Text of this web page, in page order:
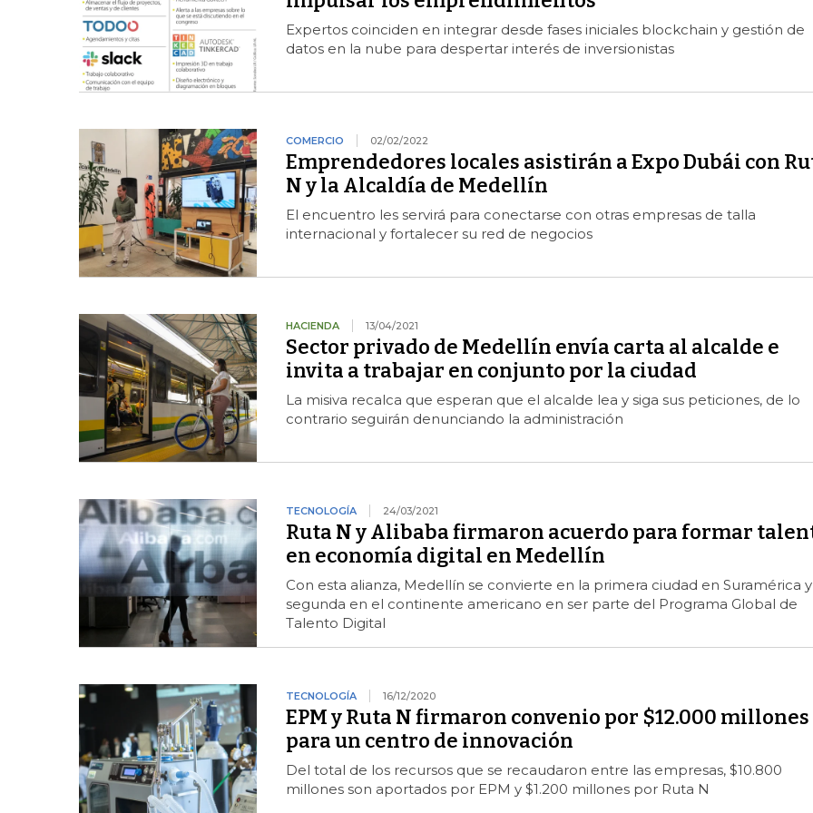
Expertos coinciden en integrar desde fases iniciales blockchain y gestión de
datos en la nube para despertar interés de inversionistas
COMERCIO 02/02/2022
Emprendedores locales asistirán a Expo Dubái con
N y la Alcaldía de Medellín
El encuentro les servirá para conectarse con otras empresas de talla
internacional y fortalecer su red de negocios
HACIENDA 13/04/2021
Sector privado de Medellín envía carta al alcalde e
invita a trabajar en conjunto por la ciudad
La misiva recalca que esperan que el alcalde lea y siga sus peticiones, de lo
contrario seguirán denunciando la administración
TECNOLOGÍA 24/03/2021
Ruta N y Alibaba firmaron acuerdo para formar
en economía digital en Medellín
Con esta alianza, Medellín se convierte en la primera ciudad en Suramérica y
segunda en el continente americano en ser parte del Programa Global de
Talento Digital
TECNOLOGÍA 16/12/2020
EPM y Ruta N firmaron convenio por $12.000 millones
para un centro de innovación
Del total de los recursos que se recaudaron entre las empresas, $10.800
millones son aportados por EPM y $1.200 millones por Ruta N